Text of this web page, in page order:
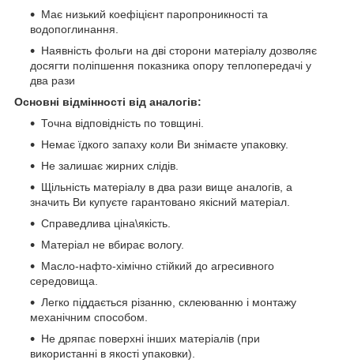
Має низький коефіцієнт паропроникності та
водопоглинання.
Наявність фольги на дві сторони матеріалу дозволяє
досягти поліпшення показника опору теплопередачі у
два рази
Основні відмінності від аналогів:
Точна відповідність по товщині.
Немає їдкого запаху коли Ви знімаєте упаковку.
Не залишає жирних слідів.
Щільність матеріалу в два рази вище аналогів, а
значить Ви купуєте гарантовано якісний матеріал.
Справедлива ціна\якість.
Матеріал не вбирає вологу.
Масло-нафто-хімічно стійкий до агресивного
середовища.
Легко піддається різанню, склеюванню і монтажу
механічним способом.
Не дряпає поверхні інших матеріалів (при
використанні в якості упаковки).